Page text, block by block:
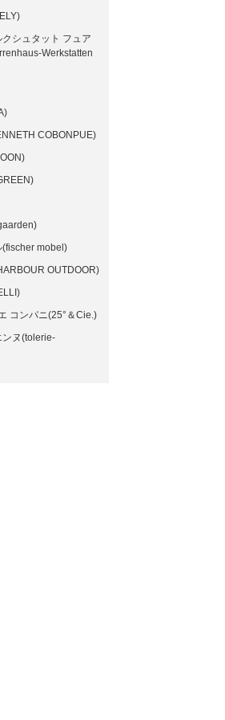
シュタット フュア
Werkstatten
COBONPUE)
(fischer mobel)
OUTDOOR)
コンパニ(25°＆Cie.)
ンヌ(tolerie-